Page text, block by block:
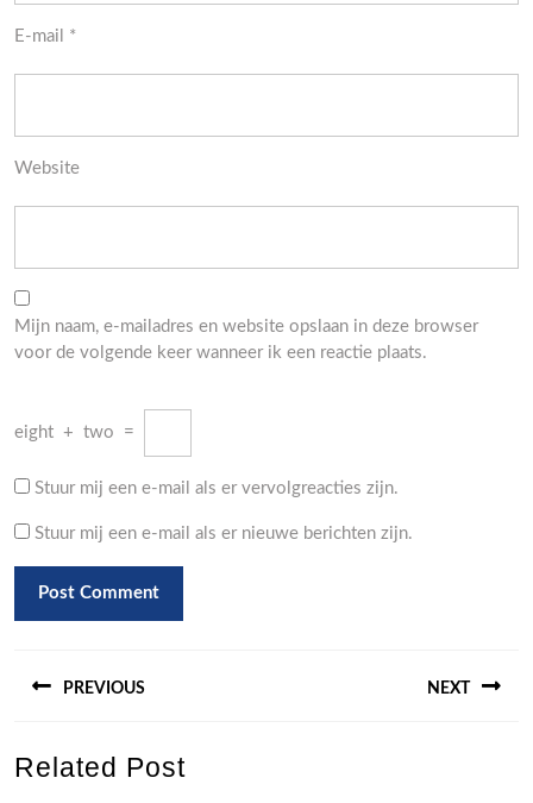
E-mail *
Website
Mijn naam, e-mailadres en website opslaan in deze browser
voor de volgende keer wanneer ik een reactie plaats.
eight + two =
Stuur mij een e-mail als er vervolgreacties zijn.
Stuur mij een e-mail als er nieuwe berichten zijn.
PREVIOUS
post:
NEXT
Related Post